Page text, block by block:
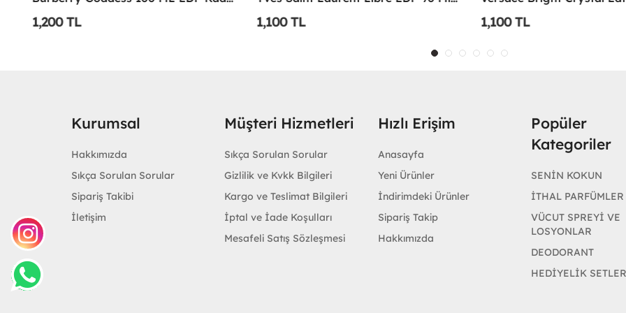
1,200 TL 1,100 TL 1,100 TL
Kurumsal
Hakkımızda
Sıkça Sorulan Sorular
Sipariş Takibi
İletişim
Müşteri Hizmetleri
Sıkça Sorulan Sorular
Gizlilik ve Kvkk Bilgileri
Kargo ve Teslimat Bilgileri
İptal ve İade Koşulları
Mesafeli Satış Sözleşmesi
Hızlı Erişim
Anasayfa
Yeni Ürünler
İndirimdeki Ürünler
Sipariş Takip
Hakkımızda
Popüler
Kategoriler
SENİN KOKUN
İTHAL PARFÜMLER
VÜCUT SPREYİ VE
LOSYONLAR
DEODORANT
HEDİYELİK SETLER